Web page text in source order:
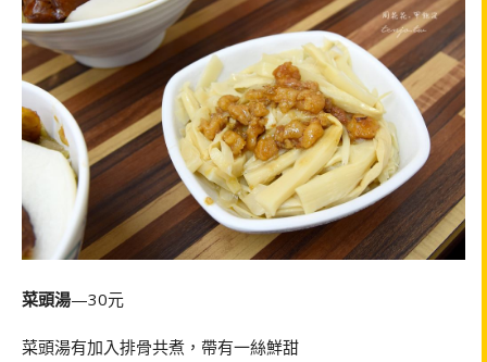
菜頭湯—30元
菜頭湯有加入排骨共煮，帶有一絲鮮甜